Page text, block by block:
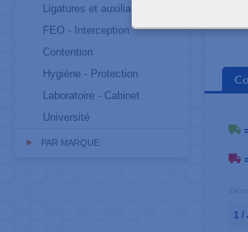
Ligatures et auxiliaires
FEO - Interception
Contention
Hygiène - Protection
Laboratoire - Cabinet
Université
PAR MARQUE
1 /